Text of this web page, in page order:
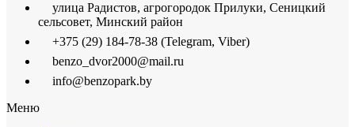
улица Радистов, агрогородок Прилуки, Сеницкий
сельсовет, Минский район
+375 (29) 184-78-38 (Telegram, Viber)
benzo_dvor2000@mail.ru
info@benzopark.by
Меню